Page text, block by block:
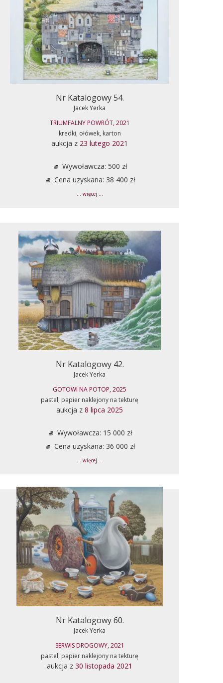
Nr Katalogowy 54.
Jacek Yerka
TRIUMFALNY POWRÓT, 2021
kredki, ołówek, karton
aukcja z 23 lutego 2021
Wywoławcza: 500 zł
Cena uzyskana: 38 400 zł
... więcej ...
Nr Katalogowy 42.
Jacek Yerka
GOTOWI NA POTOP, 2025
pastel, papier naklejony na tekturę
aukcja z 8 lipca 2025
Wywoławcza: 15 000 zł
Cena uzyskana: 36 000 zł
... więcej ...
Nr Katalogowy 60.
Jacek Yerka
SERWIS DROGOWY, 2021
pastel, papier naklejony na tekturę
aukcja z 30 listopada 2021